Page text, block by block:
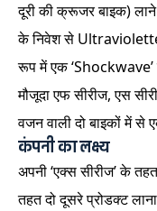
दूरी की क्रूजर बाइक) लाने
के निवेश से
रूप में एक ‘Shockwave’
मौजूदा एफ सीरीज, एस
वजन वाली दो बाइकों में से
कंपनी का लक्ष्य
अपनी ‘एक्स सीरीज’ के
तहत दो दूसरे प्रोडक्ट